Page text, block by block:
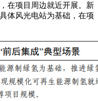
在项目周边就近开展。新
体风光电站为基础，在项